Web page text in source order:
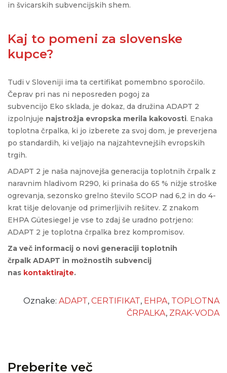
in švicarskih subvencijskih shem.
Kaj to pomeni za slovenske
kupce?
Tudi v Sloveniji ima ta certifikat pomembno sporočilo.
Čeprav pri nas ni neposreden pogoj za
subvencijo Eko sklada, je dokaz, da družina ADAPT 2
izpolnjuje najstrožja evropska merila kakovosti. Enaka
toplotna črpalka, ki jo izberete za svoj dom, je preverjena
po standardih, ki veljajo na najzahtevnejših evropskih
trgih.
ADAPT 2 je naša najnovejša generacija toplotnih črpalk z
naravnim hladivom R290, ki prinaša do 65 % nižje stroške
ogrevanja, sezonsko grelno število SCOP nad 6,2 in do 4-
krat tišje delovanje od primerljivih rešitev. Z znakom
EHPA Gütesiegel je vse to zdaj še uradno potrjeno:
ADAPT 2 je toplotna črpalka brez kompromisov.
Za več informacij o novi generaciji toplotnih
črpalk ADAPT in možnostih subvencij
nas kontaktirajte.
Oznake: ADAPT, CERTIFIKAT, EHPA, TOPLOTNA
ČRPALKA, ZRAK-VODA
Preberite več